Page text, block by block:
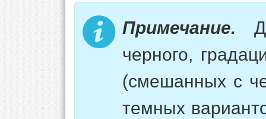
Примечание.
черного,
(смешанных с
темных